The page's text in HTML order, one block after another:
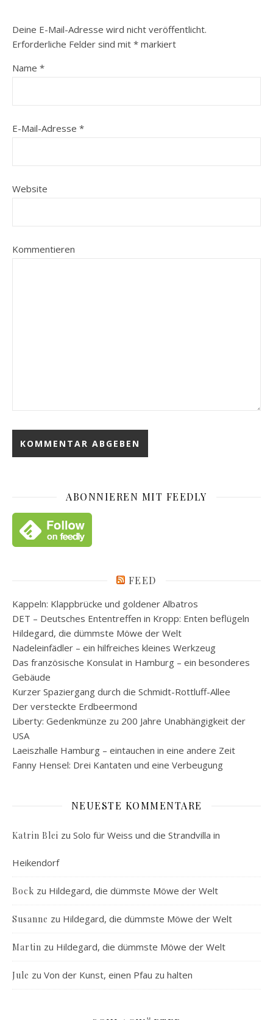
Deine E-Mail-Adresse wird nicht veröffentlicht.
Erforderliche Felder sind mit * markiert
Name *
E-Mail-Adresse *
Website
Kommentieren
ABONNIEREN MIT FEEDLY
FEED
Kappeln: Klappbrücke und goldener Albatros
DET – Deutsches Ententreffen in Kropp: Enten beflügeln
Hildegard, die dümmste Möwe der Welt
Nadeleinfädler – ein hilfreiches kleines Werkzeug
Das französische Konsulat in Hamburg – ein besonderes
Gebäude
Kurzer Spaziergang durch die Schmidt-Rottluff-Allee
Der versteckte Erdbeermond
Liberty: Gedenkmünze zu 200 Jahre Unabhängigkeit der
USA
Laeiszhalle Hamburg – eintauchen in eine andere Zeit
Fanny Hensel: Drei Kantaten und eine Verbeugung
NEUESTE KOMMENTARE
Katrin Blei zu Solo für Weiss und die Strandvilla in
Heikendorf
Bock zu Hildegard, die dümmste Möwe der Welt
Susanne zu Hildegard, die dümmste Möwe der Welt
Martin zu Hildegard, die dümmste Möwe der Welt
Jule zu Von der Kunst, einen Pfau zu halten